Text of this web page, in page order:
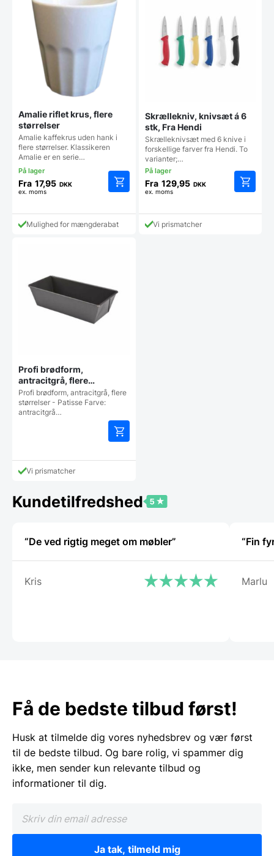
kan
vælges
på
varesiden
vælges
på
Amalie riflet krus, flere
størrelser
Amalie kaffekrus uden hank i
flere størrelser. Klassikeren
Amalie er en serie…
Fra 17,95 DKK
ex. moms
har
flere
varesiden
Mulighed for mængderabat
Skrællekniv, knivsæt á 6
stk, Fra Hendi
Skrælleknivsæt med 6 knive i
forskellige farver fra Hendi. To
varianter;…
Fra 129,95 DKK
ex. moms
Vi prismatcher
Profi brødform,
antracitgrå, flere
størrelser – Patisse
Profi brødform, antracitgrå, flere
størrelser - Patisse Farve:
antracitgrå…
vare
Mulighederne
varesiden
Vi prismatcher
Kundetilfredshed
“De ved rigtig meget om møbler”
Kris
“Fin
Marlu
Få de bedste tilbud først!
Husk at tilmelde dig vores nyhedsbrev og vær først
til de bedste tilbud. Og bare rolig, vi spammer dig
ikke, men sender kun relevante tilbud og
informationer til dig.
Ja tak, tilmeld mig